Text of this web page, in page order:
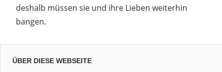
deshalb müssen sie und ihre Lieben weiterhin
bangen.
ÜBER DIESE WEBSEITE